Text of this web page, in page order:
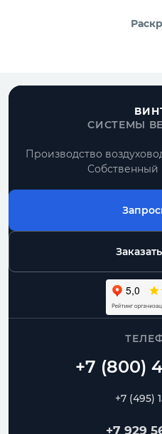
СИСТЕМЫ
Производство
Собственный
+7 (495)
+7 929